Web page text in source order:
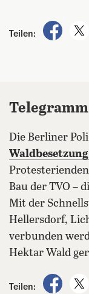
Teilen:
auf
Telegramm
Die Berliner
Bau der TVO –
Mit der
Hellersdorf,
verbunden
Hektar Wald
Teilen:
auf